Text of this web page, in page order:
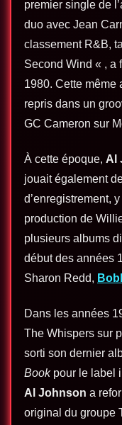
premier single de
duo avec Jean
classement R&B,
Second Wind « , a
1980. Cette même
repris dans un
GC Cameron sur
À cette époque, Al
jouait également
d’enregistrement,
production de
plusieurs albums
début des années
Sharon Redd,
Dans les années
The Whispers sur
sorti son dernier
Bookpour le label
Al Johnson a
original du groupe